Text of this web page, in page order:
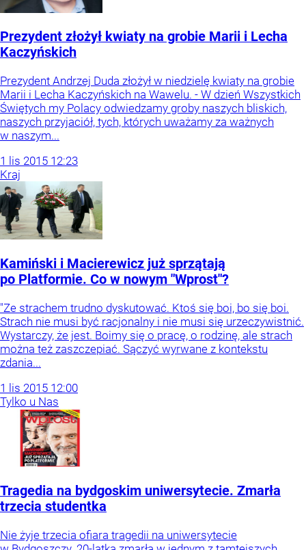
Prezydent złożył kwiaty na grobie Marii i Lecha
Kaczyńskich
Prezydent Andrzej Duda złożył w niedzielę kwiaty na grobie
Marii i Lecha Kaczyńskich na Wawelu. - W dzień Wszystkich
Świętych my Polacy odwiedzamy groby naszych bliskich,
naszych przyjaciół, tych, których uważamy za ważnych
w naszym...
1 lis 2015 12:23
Kraj
Kamiński i Macierewicz już sprzątają
po Platformie. Co w nowym "Wprost"?
"Ze strachem trudno dyskutować. Ktoś się boi, bo się boi.
Strach nie musi być racjonalny i nie musi się urzeczywistnić.
Wystarczy, że jest. Boimy się o pracę, o rodzinę, ale strach
można też zaszczepiać. Sączyć wyrwane z kontekstu
zdania...
1 lis 2015 12:00
Tylko u Nas
Tragedia na bydgoskim uniwersytecie. Zmarła
trzecia studentka
Nie żyje trzecia ofiara tragedii na uniwersytecie